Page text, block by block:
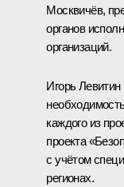
Москвичёв,
органов
организаций.
Игорь
каждого из
проекта
с учётом
регионах.